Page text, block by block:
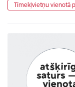
Tīmekļvietņu vienotā